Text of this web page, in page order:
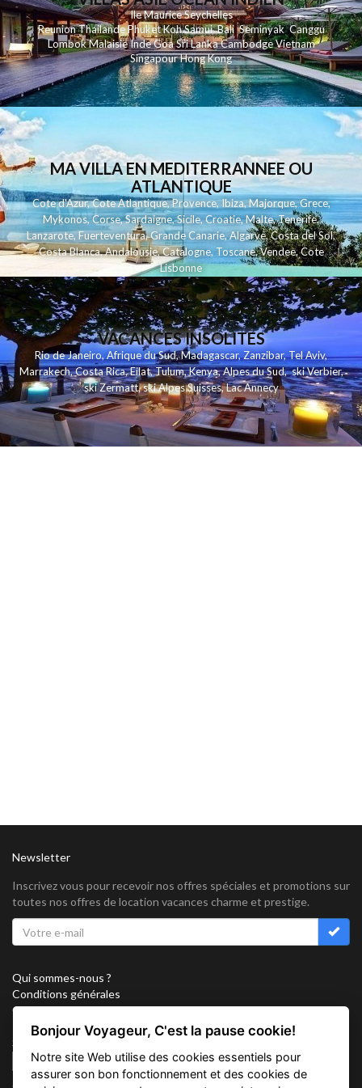
Ile MauriceSeychelles
ReunionThailandePhuketKohSamui Bali SeminyakCanggu
LombokMalaisieIndeGoaSri LankaCambodgeVietnam
SingapourHong Kong
MA VILLA EN MEDITERRANNEE OU
ATLANTIQUE
Cote d'Azur,Cote Atlantique,Provence,Ibiza,Majorque,Grece,
Mykonos,Corse,Sardaigne,Sicile,Croatie,Malte,Tenerife,
Lanzarote,Fuerteventura,Grande Canarie,Algarve,Costa del Sol,
Costa Blanca,Andalousie,Catalogne,Toscane,Vendee,Cote
Lisbonne
VACANCES INSOLITES
Rio de Janeiro,Afrique du Sud,Madagascar,Zanzibar,Tel Aviv,
Marrakech,Costa Rica,Eilat,Tulum,Kenya,Alpes du Sud,ski Verbier,
ski Zermatt,ski Alpes Suisses,Lac Annecy
Newsletter
Inscrivez vous pour recevoir nos offres spéciales et promotions sur
toutes nos offres de location vacances charme et prestige.
Qui sommes-nous ?
Conditions générales
Confidentialité
Partenariat
Sitemap
Cookies
Bonjour Voyageur, C'est la pause cookie!
Notre site Web utilise des cookies essentiels pour
assurer son bon fonctionnement et des cookies de